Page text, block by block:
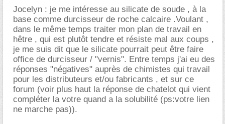
Jocelyn : je me intéresse au silicate de soude , à la
base comme durcisseur de roche calcaire .Voulant ,
dans le même temps traiter mon plan de travail en
hêtre , qui est plutôt tendre et résiste mal aux coups ,
je me suis dit que le silicate pourrait peut être faire
office de durcisseur / "vernis". Entre temps j'ai eu des
réponses "négatives" auprès de chimistes qui travail
pour les distributeurs et/ou fabricants , et sur ce
forum (voir plus haut la réponse de chatelot qui vient
compléter la votre quand a la solubilité (ps:votre lien
ne marche pas)).